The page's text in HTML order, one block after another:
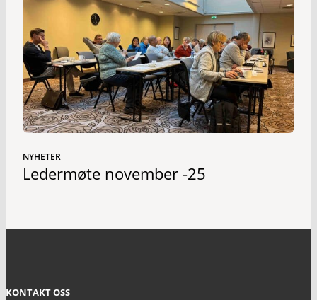
NYHETER
Ledermøte november -25
KONTAKT OSS